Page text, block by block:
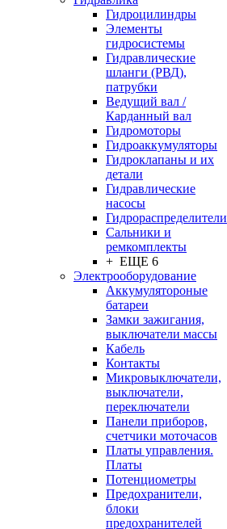
Гидроцилиндры
Элементы
гидросистемы
Гидравлические
шланги (РВД),
патрубки
Ведущий вал /
Карданный вал
Гидромоторы
Гидроаккумуляторы
Гидроклапаны и их
детали
Гидравлические
насосы
Гидрораспределители
Сальники и
ремкомплекты
+ ЕЩЕ 6
Электрооборудование
Аккумулятороные
батареи
Замки зажигания,
выключатели массы
Кабель
Контакты
Микровыключатели,
выключатели,
переключатели
Панели приборов,
счетчики моточасов
Платы управления.
Платы
Потенциометры
Предохранители,
блоки
предохранителей